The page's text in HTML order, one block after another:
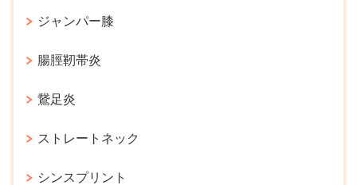
ジャンパー膝
腸脛靭帯炎
鵞足炎
ストレートネック
シンスプリント